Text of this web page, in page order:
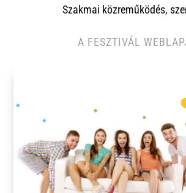
Szakmai közreműködés,
A FESZTIVÁL